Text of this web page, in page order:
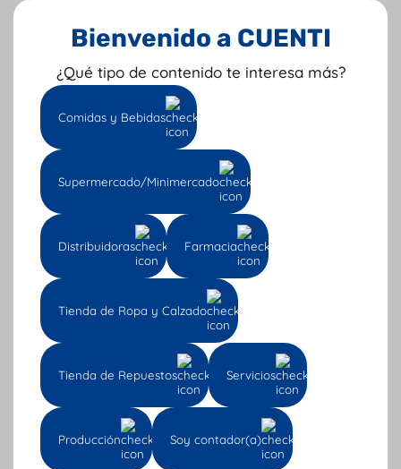
productos o servicios, eso dependerá de los
Capacítate
En la actualidad, el secreto de los negocios
es su capacidad de adaptarse al ritmo
vertiginoso de los tiempos. Las épocas de
crisis requieren de renovación general, por
eso
la capacitación constante es una
herramienta ideal para mantener a tu
empresa dentro del flujo de la constante
demanda y oferta.
Capacitar a tu equipo de trabajo en nuevas
competencias es un hit rotundo, una
inversión que te servirá para fortalecer los
procesos internos de modo que siempre
tengan nuevas herramientas para mejorar
Bienvenido a CUENTI
¿Qué tipo de contenido te interesa más?
Comidas y Bebidas
Supermercado/Minimercado
Distribuidoras Farmacia
Tienda de Ropa y Calzado
Tienda de Repuestos Servicios
Producción Soy contador(a)